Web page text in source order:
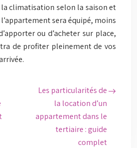
climatisation selon la saison et
sera équipé, moins
ou d’acheter sur place,
de profiter pleinement de vos
Les particularités de
la location d’un
appartement dans le
tertiaire : guide
complet